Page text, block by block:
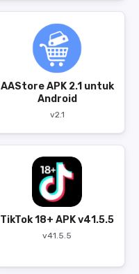
AAStore APK 2.1 untuk
Android
v2.1
TikTok 18+ APK v41.5.5
v41.5.5